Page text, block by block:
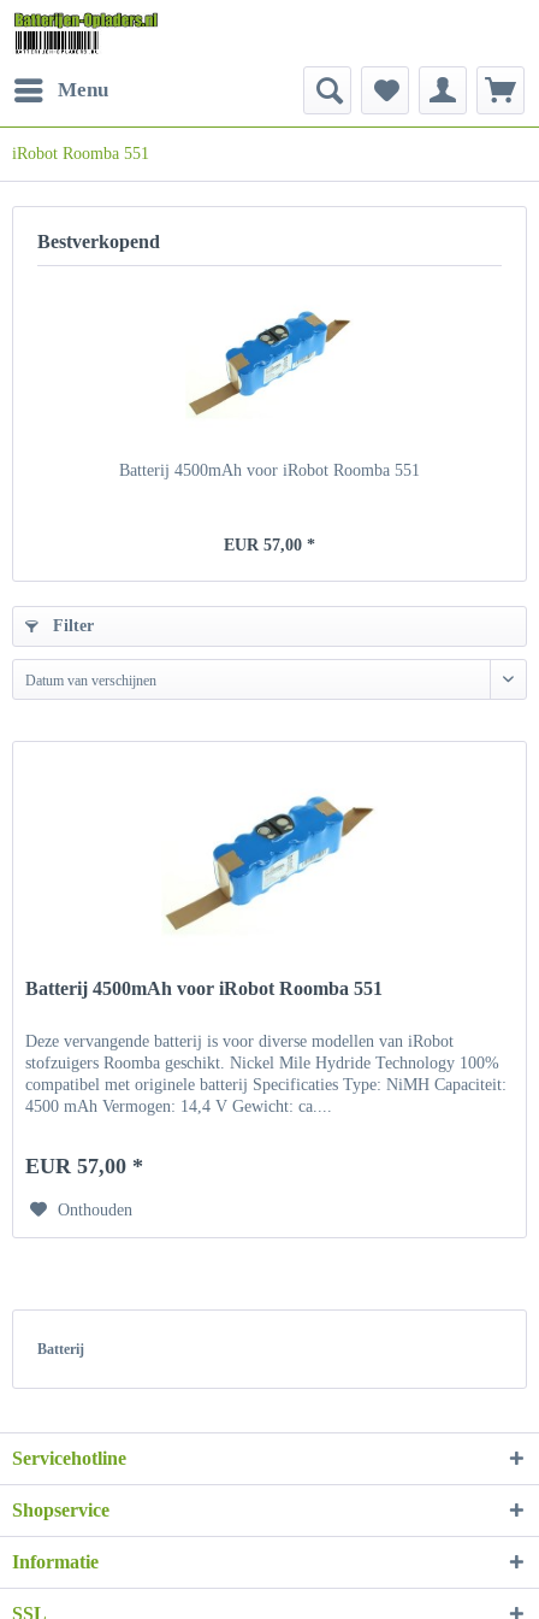
Menu
iRobot Roomba 551
Bestverkopend
Batterij 4500mAh voor iRobot Roomba 551
EUR 57,00 *
Filter
Datum van verschijnen
Batterij 4500mAh voor iRobot Roomba 551
Deze vervangende batterij is voor diverse modellen van iRobot
stofzuigers Roomba geschikt. Nickel Mile Hydride Technology 100%
compatibel met originele batterij Specificaties Type: NiMH Capaciteit:
4500 mAh Vermogen: 14,4 V Gewicht: ca....
EUR 57,00 *
Onthouden
Batterij
Servicehotline
Shopservice
Informatie
SSL